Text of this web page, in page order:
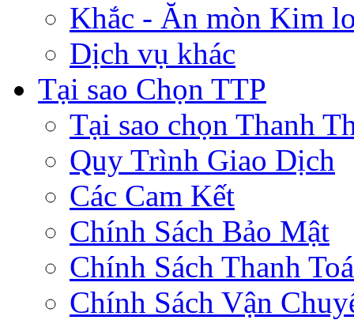
Khắc - Ăn mòn Kim
Dịch vụ khác
Tại sao Chọn TTP
Tại sao chọn Thanh
Quy Trình Giao Dịch
Các Cam Kết
Chính Sách Bảo Mật
Chính Sách Thanh
Chính Sách Vận